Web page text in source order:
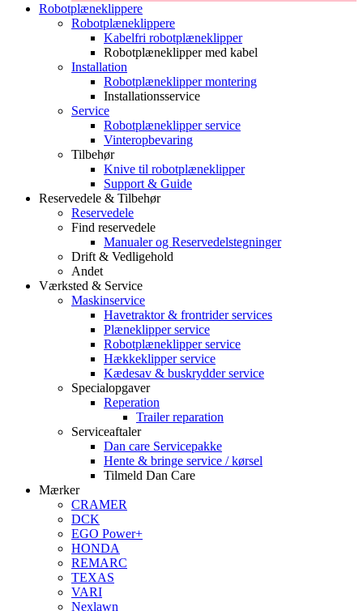
Robotplæneklippere
Robotplæneklippere
Kabelfri robotplæneklipper
Robotplæneklipper med kabel
Installation
Robotplæneklipper montering
Installationsservice
Service
Robotplæneklipper service
Vinteropbevaring
Tilbehør
Knive til robotplæneklipper
Support & Guide
Reservedele & Tilbehør
Reservedele
Find reservedele
Manualer og Reservedelstegninger
Drift & Vedligehold
Andet
Værksted & Service
Maskinservice
Havetraktor & frontrider services
Plæneklipper service
Robotplæneklipper service
Hækkeklipper service
Kædesav & buskrydder service
Specialopgaver
Reperation
Trailer reparation
Serviceaftaler
Dan care Servicepakke
Hente & bringe service / kørsel
Tilmeld Dan Care
Mærker
CRAMER
DCK
EGO Power+
HONDA
REMARC
TEXAS
VARI
Nexlawn